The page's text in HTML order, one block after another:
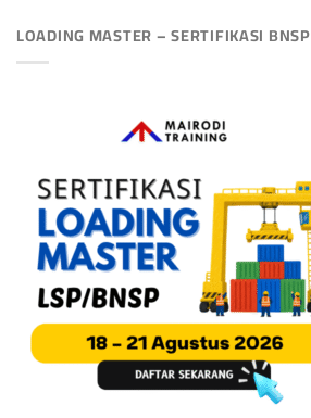
LOADING MASTER – SERTIFIKASI BNSP